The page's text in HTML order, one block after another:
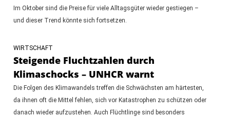
Im Oktober sind die Preise für viele Alltagsgüter wieder gestiegen –
und dieser Trend könnte sich fortsetzen.
WIRTSCHAFT
Steigende Fluchtzahlen durch
Klimaschocks – UNHCR warnt
Die Folgen des Klimawandels treffen die Schwächsten am härtesten,
da ihnen oft die Mittel fehlen, sich vor Katastrophen zu schützen oder
danach wieder aufzustehen. Auch Flüchtlinge sind besonders